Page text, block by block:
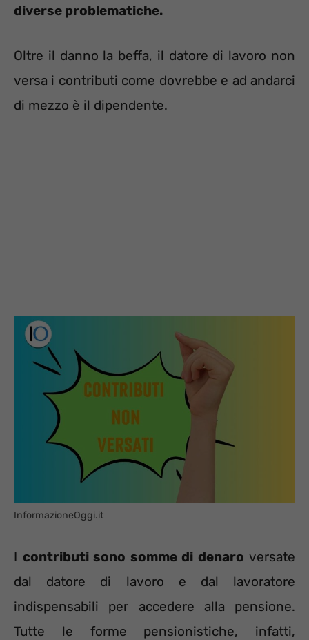
diverse problematiche.
Oltre il danno la beffa, il datore di lavoro non
versa i contributi come dovrebbe e ad andarci
di mezzo è il dipendente.
InformazioneOggi.it
I contributi sono somme di denaro versate
dal datore di lavoro e dal lavoratore
indispensabili per accedere alla pensione.
Tutte le forme pensionistiche, infatti,